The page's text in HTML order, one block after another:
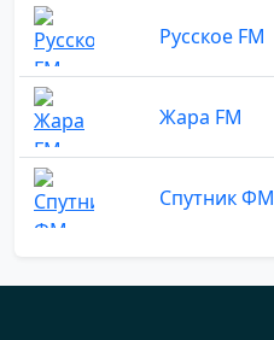
Русское FM
Жара FM
Спутник ФМ